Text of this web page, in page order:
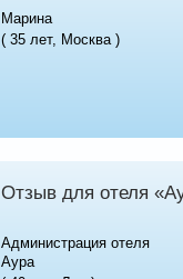
Марина
( 35 лет, Москва )
Отзыв для отеля
Администрация отеля
Аура